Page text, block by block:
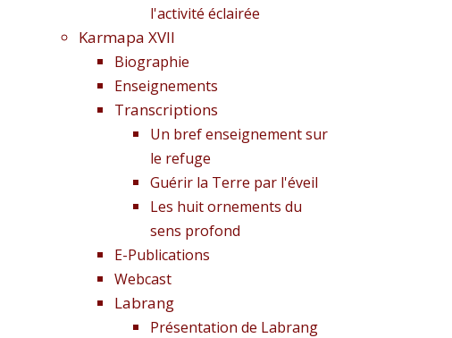
l'activité éclairée
Karmapa XVII
Biographie
Enseignements
Transcriptions
Un bref enseignement sur
le refuge
Guérir la Terre par l'éveil
Les huit ornements du
sens profond
E-Publications
Webcast
Labrang
Présentation de Labrang